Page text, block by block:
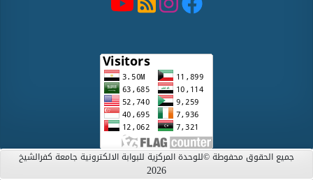
جميع الحقوق محفوطة ©للوحدة المركزية للبوابة الالكترونية جامعة كفرالشيخ
2026